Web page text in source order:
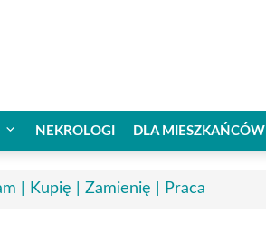
NEKROLOGI DLA MIESZKAŃCÓW
| Kupię | Zamienię | Praca